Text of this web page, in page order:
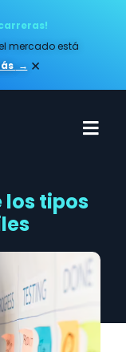
mercado está
→ ×
tipos